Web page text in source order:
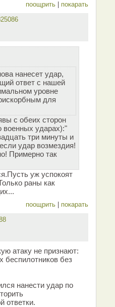
поощрить покарать
нанесет удар,
ответ с нашей
уровне
для
с обеих сторон
военных ударах):"
три минуты и
удар возмездия!
Примерно так
уж успокоят
раны как
поощрить покарать
атаку не признают:
беспилотников без
нанести удар по
ответки.